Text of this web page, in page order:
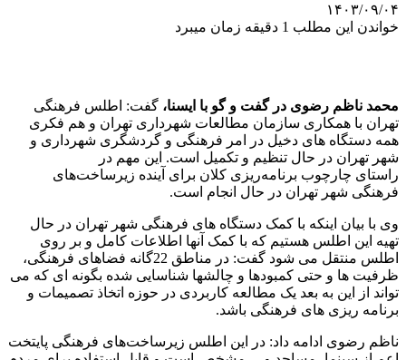
۱۴۰۳/۰۹/۰۴
خواندن این مطلب 1 دقیقه زمان میبرد
محمد ناظم رضوی در گفت و گو با ایسنا، گفت: اطلس فرهنگی
تهران با همکاری سازمان مطالعات شهرداری تهران و هم فکری
همه دستگاه های دخیل در امر فرهنگی و گردشگری شهرداری و
شهر تهران در حال تنظیم و تکمیل است. این مهم در
راستای چارچوب برنامه‌ریزی کلان برای آینده زیرساخت‌های
فرهنگی شهر تهران در حال انجام است.
وی با بیان اینکه با کمک دستگاه های فرهنگی شهر تهران در حال
تهیه این اطلس هستیم که با کمک آنها اطلاعات کامل و بر روی
اطلس منتقل می شود گفت: در مناطق 22گانه فضاهای فرهنگی،
ظرفیت ها و حتی کمبودها و چالشها شناسایی شده بگونه ای که می
تواند از این به بعد یک مطالعه کاربردی در حوزه اتخاذ تصمیمات و
برنامه ریزی های فرهنگی باشد.
ناظم رضوی ادامه داد: در این اطلس زیرساخت‌های فرهنگی پایتخت